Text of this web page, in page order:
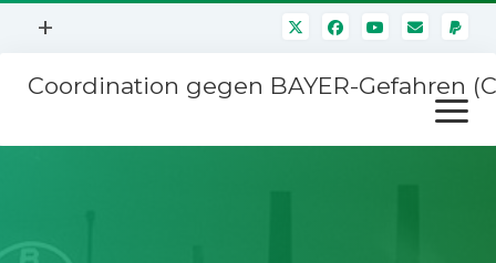
Menü
+
Mitmachen
Kontakt
Coordination gegen BAYER-Gefahren
Menü
öffnen